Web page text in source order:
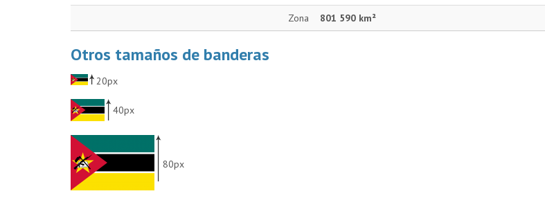
Zona 801 590 km²
Otros tamaños de banderas
20px
40px
80px